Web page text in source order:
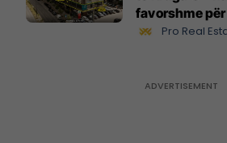
favorshme
biznesit
Pro Real